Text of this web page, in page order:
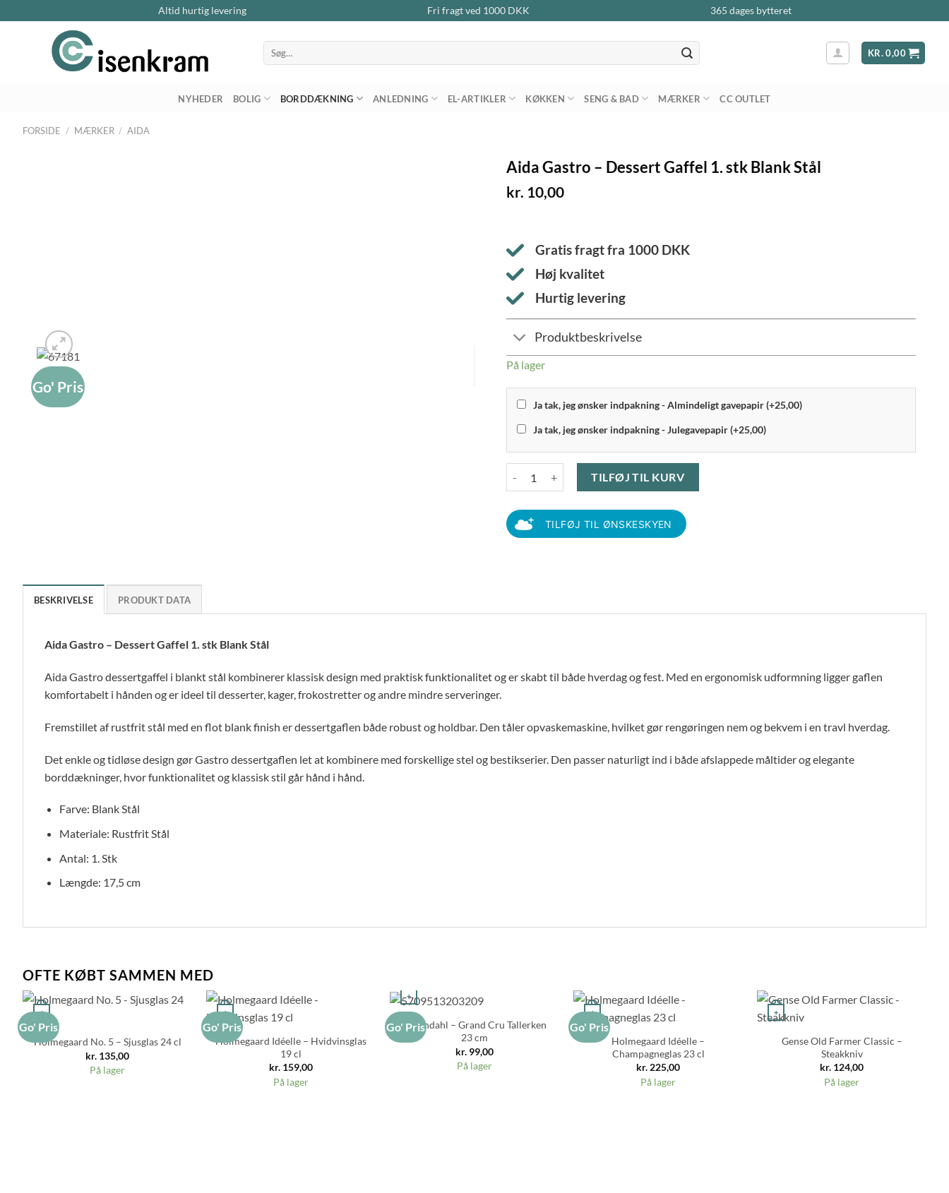
Altid hurtig levering Fri fragt ved 1000DKK 365 dages bytteret
Søg
efter:
KR.0,00
NYHEDER BOLIG BORDDÆKNING ANLEDNING EL-ARTIKLER KØKKEN SENG & BAD MÆRKER CC OUTLET
FORSIDE / MÆRKER / AIDA
Go' Pris
Aida Gastro – Dessert Gaffel 1. stk Blank Stål
kr. 10,00
Gratis fragt fra 1000 DKK
Høj kvalitet
Hurtig levering
Produktbeskrivelse
På lager
Ja tak, jeg ønsker indpakning - Almindeligt gavepapir (+25,00)
Ja tak, jeg ønsker indpakning - Julegavepapir (+25,00)
TILFØJ TIL KURV
TILFØJ TIL ØNSKESKYEN
BESKRIVELSE PRODUKT DATA
Aida Gastro – Dessert Gaffel 1. stk Blank Stål
Aida Gastro dessertgaffel i blankt stål kombinerer klassisk design med praktisk funktionalitet og er skabt til både hverdag og fest. Med en ergonomisk udformning ligger gaflen
komfortabelt i hånden og er ideel til desserter, kager, frokostretter og andre mindre serveringer.
Fremstillet af rustfrit stål med en flot blank finish er dessertgaflen både robust og holdbar. Den tåler opvaskemaskine, hvilket gør rengøringen nem og bekvem i en travl hverdag.
Det enkle og tidløse design gør Gastro dessertgaflen let at kombinere med forskellige stel og bestikserier. Den passer naturligt ind i både afslappede måltider og elegante
borddækninger, hvor funktionalitet og klassisk stil går hånd i hånd.
Farve: Blank Stål
Materiale: Rustfrit Stål
Antal: 1. Stk
Længde: 17,5 cm
OFTE KØBT SAMMEN MED
Go' Pris
+
Holmegaard No. 5 – Sjusglas 24 cl
kr. 135,00
På lager
Go' Pris
+
Holmegaard Idéelle – Hvidvinsglas
19 cl
kr. 159,00
På lager
Go' Pris
+
Rosendahl – Grand Cru Tallerken
23 cm
kr. 99,00
På lager
Go' Pris
+
Holmegaard Idéelle –
Champagneglas 23 cl
kr. 225,00
På lager
+
Gense Old Farmer Classic –
Steakkniv
kr. 124,00
På lager